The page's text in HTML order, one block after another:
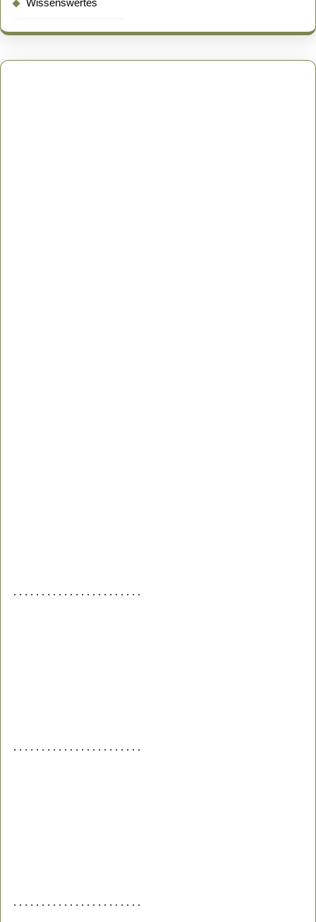
Wissenswertes
. . . . . . . . . . . . . . . . . . . . . . .
. . . . . . . . . . . . . . . . . . . . . . .
. . . . . . . . . . . . . . . . . . . . . . .